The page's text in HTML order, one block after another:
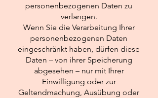
personenbezogenen Daten zu
verlangen.
Wenn Sie die Verarbeitung Ihrer
personenbezogenen Daten
eingeschränkt haben, dürfen diese
Daten – von ihrer Speicherung
abgesehen – nur mit Ihrer
Einwilligung oder zur
Geltendmachung, Ausübung oder